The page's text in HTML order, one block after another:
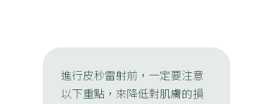
進行皮秒雷射前，一定要注意
以下重點，來降低對肌膚的損